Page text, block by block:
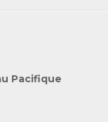
Pacifique